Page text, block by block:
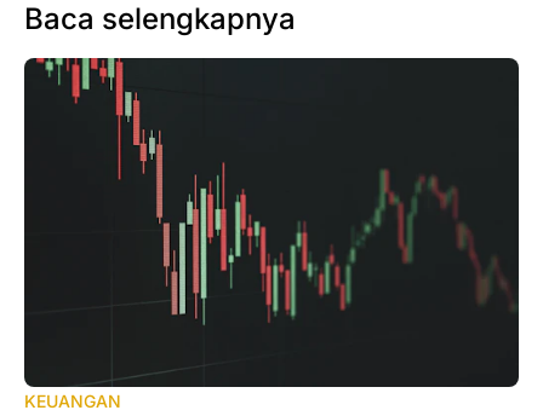
Baca selengkapnya
KEUANGAN